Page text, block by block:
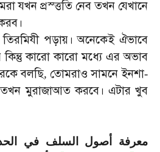
যখন প্রস্ত্ততি নেব তখন যেখানে
তিরমিযী পড়ায়। অনেকেই ঐভাবে
কিন্তু কারো কারো মধ্যে এর অভাব
বলছি, তোমরাও সামনে ইনশা-
তখন মুরাজাআত করবে। এটার খুব
معرفة أصول السلف في